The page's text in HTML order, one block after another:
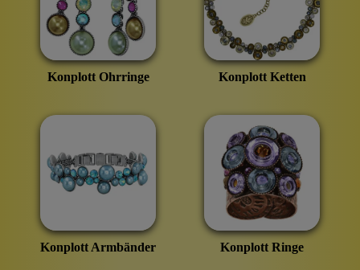
Konplott Ohrringe Konplott Ketten
Konplott Armbänder Konplott Ringe